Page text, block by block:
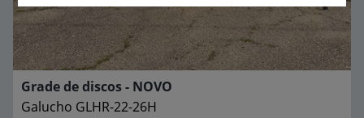
Grade de discos - NOVO
Galucho GLHR-22-26H